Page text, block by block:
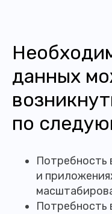
данных
по
Потребность
и
Потребность